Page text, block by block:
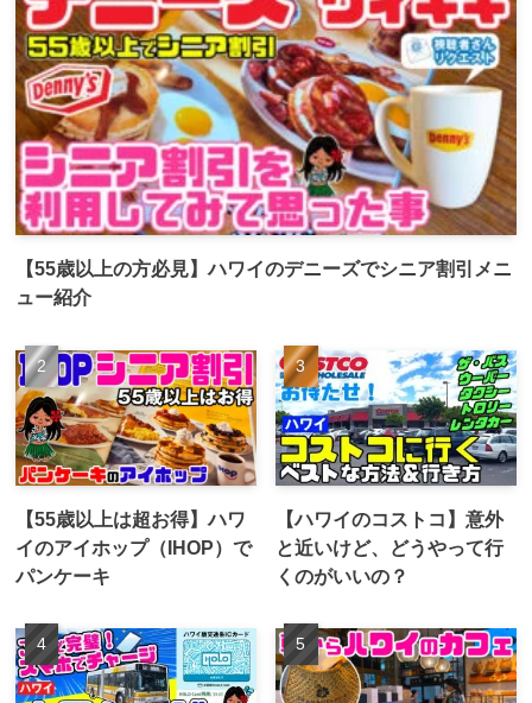
【55歳以上の方必見】ハワイのデニーズでシニア割引メニ
ュー紹介
【55歳以上は超お得】ハワ
イのアイホップ（IHOP）で
パンケーキ
【ハワイのコストコ】意外
と近いけど、どうやって行
くのがいいの？